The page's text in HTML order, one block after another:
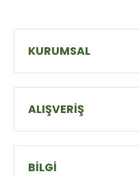
KURUMSAL
ALIŞVERİŞ
BİLGİ